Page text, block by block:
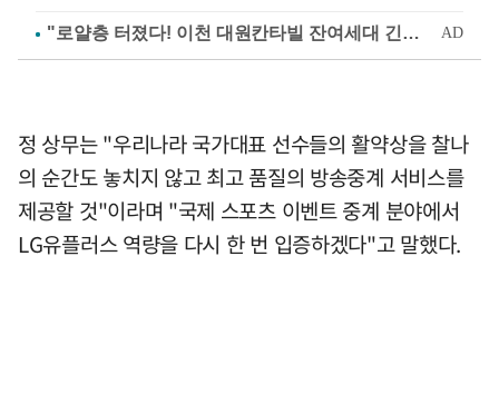
정 상무는 "우리나라 국가대표 선수들의 활약상을 찰나
의 순간도 놓치지 않고 최고 품질의 방송중계 서비스를
제공할 것"이라며 "국제 스포츠 이벤트 중계 분야에서
LG유플러스 역량을 다시 한 번 입증하겠다"고 말했다.